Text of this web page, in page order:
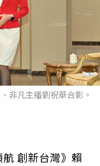
非凡主播劉祝華合影。
創新台灣》賴